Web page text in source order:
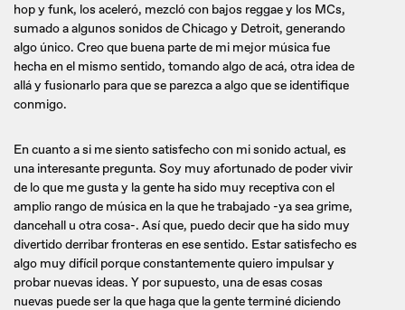
hop y funk, los aceleró, mezcló con bajos reggae y los MCs,
sumado a algunos sonidos de Chicago y Detroit, generando
algo único. Creo que buena parte de mi mejor música fue
hecha en el mismo sentido, tomando algo de acá, otra idea de
allá y fusionarlo para que se parezca a algo que se identifique
conmigo.
En cuanto a si me siento satisfecho con mi sonido actual, es
una interesante pregunta. Soy muy afortunado de poder vivir
de lo que me gusta y la gente ha sido muy receptiva con el
amplio rango de música en la que he trabajado -ya sea grime,
dancehall u otra cosa-. Así que, puedo decir que ha sido muy
divertido derribar fronteras en ese sentido. Estar satisfecho es
algo muy difícil porque constantemente quiero impulsar y
probar nuevas ideas. Y por supuesto, una de esas cosas
nuevas puede ser la que haga que la gente terminé diciendo